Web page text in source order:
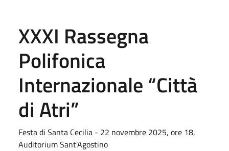
XXXI Rassegna
Polifonica
Internazionale “Città
di Atri”
Festa di Santa Cecilia - 22 novembre 2025, ore 18,
Auditorium Sant'Agostino